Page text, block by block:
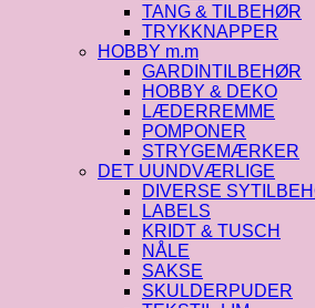
TANG & TILBEHØR
TRYKKNAPPER
HOBBY m.m
GARDINTILBEHØR
HOBBY & DEKO
LÆDERREMME
POMPONER
STRYGEMÆRKER
DET UUNDVÆRLIGE
DIVERSE
LABELS
KRIDT & TUSCH
NÅLE
SAKSE
SKULDERPUDER